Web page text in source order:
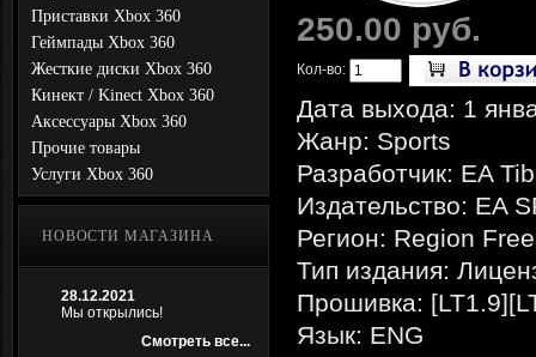
Приставки Xbox 360
Геймпады Xbox 360
Жесткие диски Xbox 360
Кинект / Kinect Xbox 360
Аксессуары Xbox 360
Прочие товары
Услуги Xbox 360
НОВОСТИ МАГАЗИНА
28.12.2021
Мы открылись!
Смотреть все...
250.00 руб.
Кол-во:
Дата выхода: 1
Жанр: Sports
Разработчик: EA
Издательство: EA
Регион: Region Free
Тип издания:
Прошивка:
Язык: ENG